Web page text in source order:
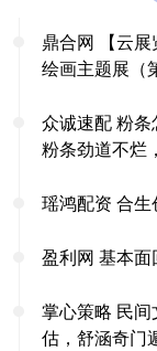
鼎合网 【云
绘画主题展（
众诚速配 粉条
粉条劲道不烂
瑶鸿配资 合
盈利网 基本
掌心策略 民
估，舒涵奇门